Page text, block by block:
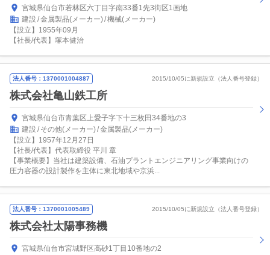
宮城県仙台市若林区六丁目字南33番1先3街区1画地
建設 金属製品(メーカー) 機械(メーカー)
【設立】1955年09月
【社長/代表】塚本健治
法人番号：1370001004887 2015/10/05に新規設立（法人番号登録）
株式会社亀山鉄工所
宮城県仙台市青葉区上愛子字下十三枚田34番地の3
建設
その他(メーカー) 金属製品(メーカー)
【設立】1957年12月27日
【社長/代表】代表取締役 平川 章
【事業概要】当社は建築設備、石油プラントエンジニアリング事業向けの
圧力容器の設計製作を主体に東北地域や京浜...
法人番号：1370001005489 2015/10/05に新規設立（法人番号登録）
株式会社太陽事務機
宮城県仙台市宮城野区高砂1丁目10番地の2